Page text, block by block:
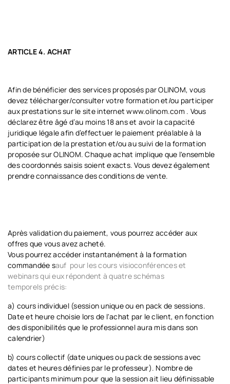
ARTICLE 4. ACHAT
Afin de bénéficier des services proposés par OLINOM, vous
devez télécharger/consulter votre formation et/ou participer
aux prestations sur le site internetwww.olinom.com . Vous
déclarez être âgé d’au moins 18 ans et avoir la capacité
juridique légale afin d’effectuer le paiement préalable à la
participation de la prestation et/ou au suivi de la formation
proposée sur OLINOM. Chaque achat implique que l'ensemble
des coordonnés saisis soient exacts. Vous devez également
prendre connaissance des conditions de vente.
Après validation du paiement, vous pourrez accéder aux
offres que vous avez acheté.
Vous pourrez accéder instantanément à la formation
commandée sauf pour les cours visioconférences et
webinars qui eux répondent à quatre schémas
temporels précis:
a) cours individuel (session unique ou en pack de sessions.
Date et heure choisie lors de l'achat par le client, en fonction
des disponibilités que le professionnel aura mis dans son
calendrier)
b) cours collectif (date uniques ou pack de sessions avec
dates et heures définies par le professeur). Nombre de
participants minimum pour que la session ait lieu définissable